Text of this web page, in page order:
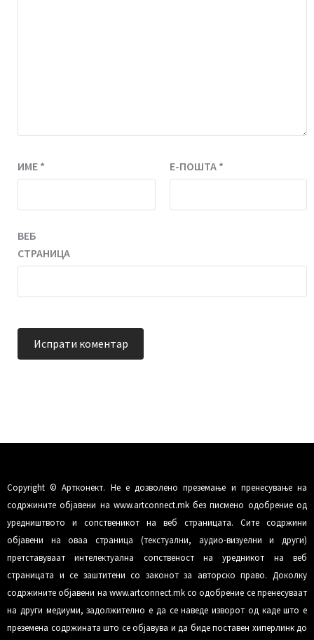
ИМЕ * Е-ПОШТА *
ВЕБ
СТРАНИЦА
Copyright © Артконект. Не е дозволено преземање и пренесување на
содржините објавени на www.artconnect.mk без писмено одобрение од
уредништвото и сопственикот на веб страницата. Сите содржини
објавени на оваа страница (текстуални, аудио-визуелни и други)
претставуваат интелектуална сопственост на уредникот на веб
страницата и се заштитени со законот за авторско право. Доколку
содржините објавени на www.artconnect.mk со одобрение се пренесуваат
на други медиуми, задолжително е да се наведе изворот од каде што е
преземена содржината што се објавува и да биде поставен хиперлинк до